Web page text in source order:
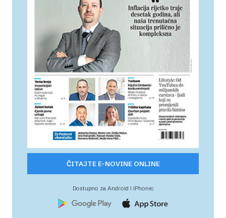
ČITAJTE E-NOVINE ONLINE
Dostupno za Android i iPhone: